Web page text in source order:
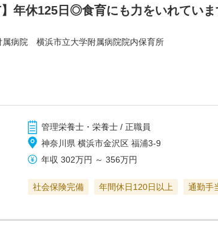
】年休125日◎食育にも力をいれてい
属病院 横浜市立大学附属病院院内保育所
管理栄養士・栄養士 / 正職員
神奈川県 横浜市金沢区 福浦3-9
年収 302万円 ～356万円
社会保険完備 年間休日120日以上 通勤手